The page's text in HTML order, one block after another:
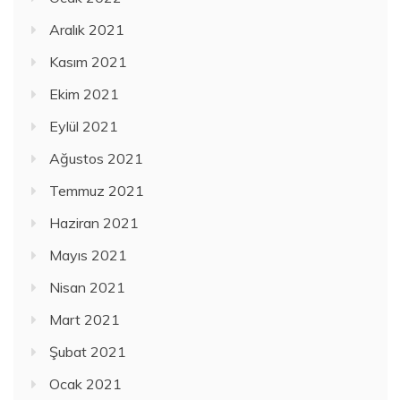
Aralık 2021
Kasım 2021
Ekim 2021
Eylül 2021
Ağustos 2021
Temmuz 2021
Haziran 2021
Mayıs 2021
Nisan 2021
Mart 2021
Şubat 2021
Ocak 2021